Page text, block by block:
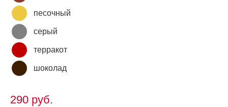
песочный
серый
терракот
шоколад
290 руб.